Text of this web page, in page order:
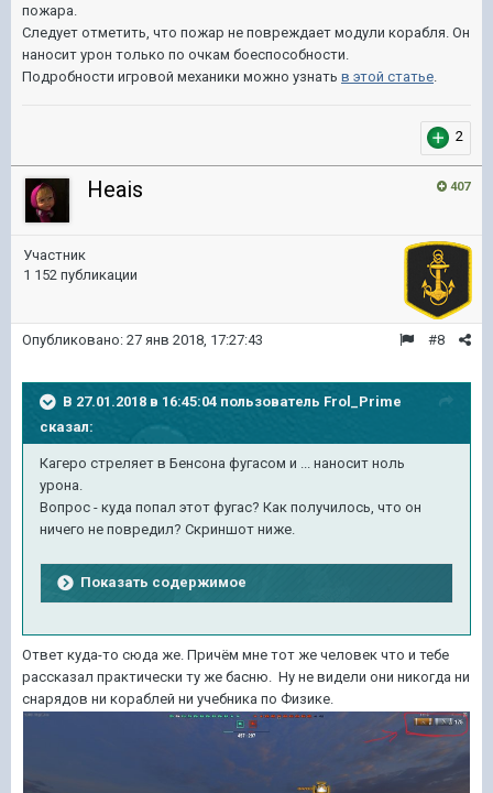
пожара.
Следует отметить, что пожар не повреждает модули корабля. Он
наносит урон только по очкам боеспособности.
Подробности игровой механики можно узнать в этой статье
2
407
Heais
Участник
1 152 публикации
#8
Опубликовано: 27 янв 2018, 17:27:43
В 27.01.2018 в 16:45:04 пользователь Frol_Prime
сказал:
Кагеро стреляет в Бенсона фугасом и ... наносит ноль
урона.
Вопрос - куда попал этот фугас? Как получилось, что он
ничего не повредил? Скриншот ниже.
Показать содержимое
Ответ куда-то сюда же. Причём мне тот же человек что и тебе
рассказал практически ту же басню. Ну не видели они никогда ни
снарядов ни кораблей ни учебника по Физике.